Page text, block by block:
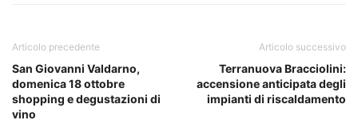
Articolo precedente
San Giovanni Valdarno,
domenica 18 ottobre
shopping e degustazioni di
vino
Articolo successivo
Terranuova Bracciolini:
accensione anticipata degli
impianti di riscaldamento